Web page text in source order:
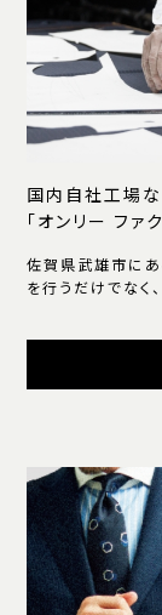
国内自社工場な
「オンリー ファ
佐賀県武雄市にあ
を行うだけでなく